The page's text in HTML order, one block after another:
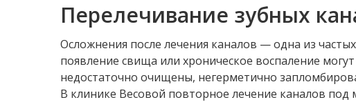
Перелечивание зубных
Осложнения после лечения каналов — одна из
появление свища или хроническое воспаление
недостаточно очищены, негерметично
В клинике Весовой повторное лечение каналов под